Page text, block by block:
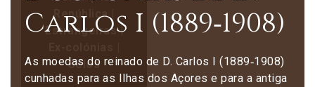
República |
Estrangeiras |
Selos
Carlos I (1889‑1908)
As moedas do reinado de D. Carlos I (1889‑1908)
cunhadas para as Ilhas dos Açores e para a antiga